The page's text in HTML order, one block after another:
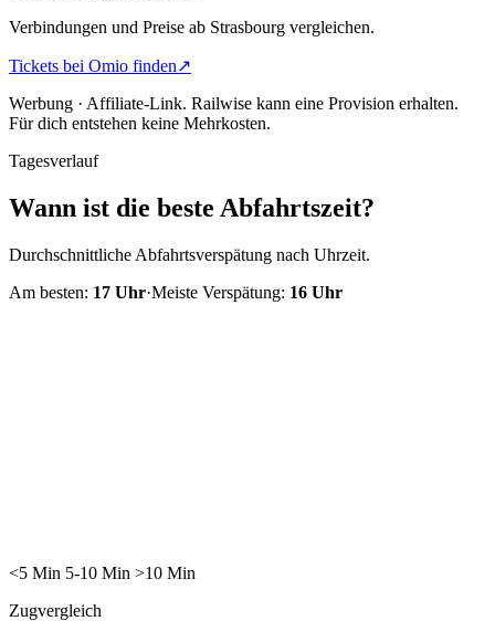
Verbindungen und Preise ab Strasbourg vergleichen.
Tickets bei Omio finden↗
Werbung · Affiliate-Link. Railwise kann eine Provision erhalten.
Für dich entstehen keine Mehrkosten.
Tagesverlauf
Wann ist die beste Abfahrtszeit?
Durchschnittliche Abfahrtsverspätung nach Uhrzeit.
Am besten: 17 Uhr·Meiste Verspätung: 16 Uhr
<5 Min 5-10 Min >10 Min
Zugvergleich